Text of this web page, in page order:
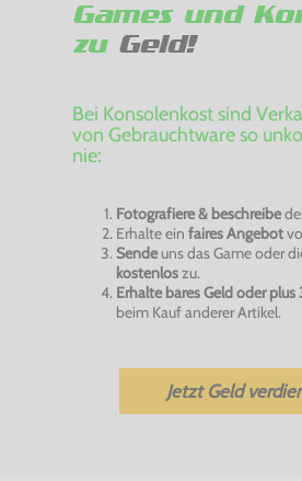
Games und
zuGeld!
Bei Konsolenkost sind
von Gebrauchtware so
nie:
Fotografiere & beschreibe
Erhalte ein faires Angebot
Sendeuns das Game oder
kostenloszu.
Erhalte bares Geld oder
beim Kauf anderer Artikel.
Jetzt Geld